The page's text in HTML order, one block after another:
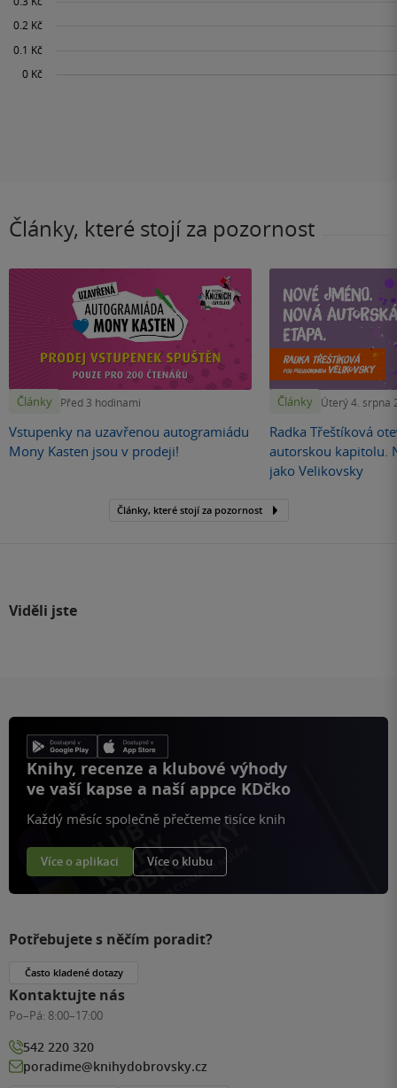
Články, které stojí za pozornost
Články Před 3 hodinami
Vstupenky na uzavřenou autogramiádu
Mony Kasten jsou v prodeji!
Články Úterý 4. srpna
Radka Třeštíková
autorskou kapitolu.
jako Velikovsky
Články, které stojí za pozornost
Viděli jste
Knihy, recenze a klubové výhody
ve vaší kapse a naší appce KDčko
Každý měsíc společně přečteme tisíce knih
Více o aplikaci Více o klubu
Potřebujete s něčím poradit?
Často kladené dotazy
Kontaktujte nás
Po–Pá: 8:00–17:00
542 220 320
poradime@knihydobrovsky.cz